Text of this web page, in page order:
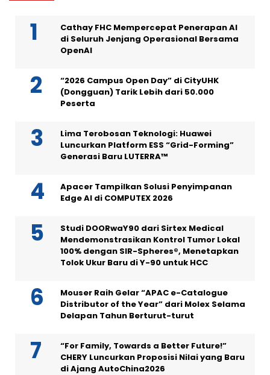
Cathay FHC Mempercepat Penerapan AI
di Seluruh Jenjang Operasional Bersama
OpenAI
“2026 Campus Open Day” di CityUHK
(Dongguan) Tarik Lebih dari 50.000
Peserta
Lima Terobosan Teknologi: Huawei
Luncurkan Platform ESS “Grid-Forming”
Generasi Baru LUTERRA™
Apacer Tampilkan Solusi Penyimpanan
Edge AI di COMPUTEX 2026
Studi DOORwaY90 dari Sirtex Medical
Mendemonstrasikan Kontrol Tumor Lokal
100% dengan SIR-Spheres®, Menetapkan
Tolok Ukur Baru di Y-90 untuk HCC
Mouser Raih Gelar “APAC e-Catalogue
Distributor of the Year” dari Molex Selama
Delapan Tahun Berturut-turut
“For Family, Towards a Better Future!”
CHERY Luncurkan Proposisi Nilai yang Baru
di Ajang AutoChina2026